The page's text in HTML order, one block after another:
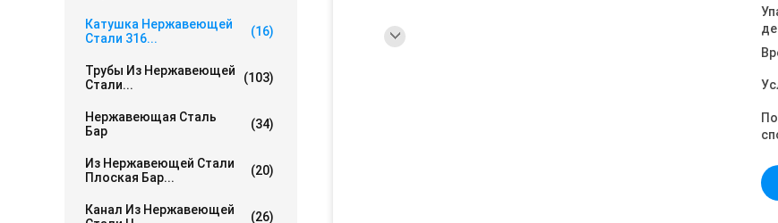
Катушка Нержавеющей
Стали 316...
(16)
Трубы Из Нержавеющей
Стали...
(103)
Нержавеющая Сталь
Бар
(34)
Из Нержавеющей Стали
Плоская Бар...
(20)
Канал Из Нержавеющей
(26)